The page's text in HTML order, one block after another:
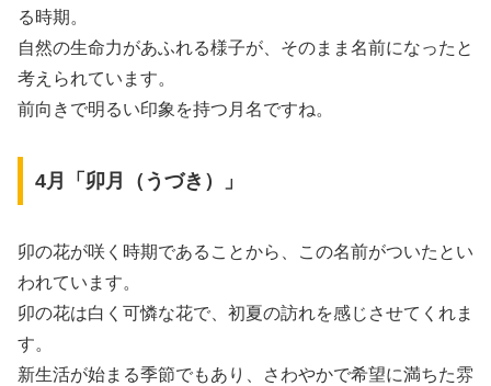
る時期。
自然の生命力があふれる様子が、そのまま名前になったと
考えられています。
前向きで明るい印象を持つ月名ですね。
4月「卯月（うづき）」
卯の花が咲く時期であることから、この名前がついたとい
われています。
卯の花は白く可憐な花で、初夏の訪れを感じさせてくれま
す。
新生活が始まる季節でもあり、さわやかで希望に満ちた雰